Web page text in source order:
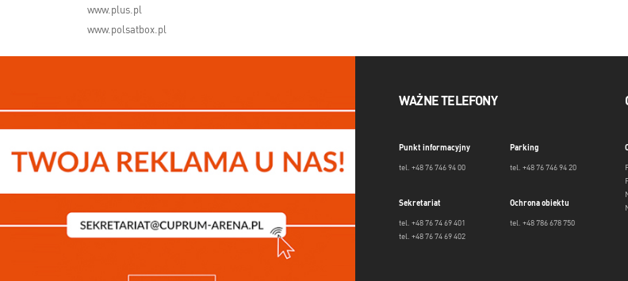
www.plus.pl
www.polsatbox.pl
WAŻNE TELEFONY
Punkt informacyjny
tel. +48 76 746 94 00
Parking
tel. +48 76 746 94 20
Sekretariat
tel. +48 76 74 69 401
tel. +48 76 74 69 402
Ochrona obiektu
tel. +48 786 678 750